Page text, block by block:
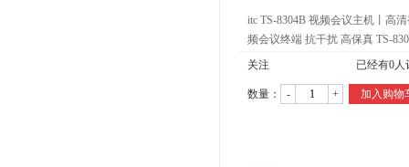
itc TS-8304B 视频会议主机丨高
频会议终端 抗干扰 高保真 TS-
关注
已经有0人
数量： - + 加入购物